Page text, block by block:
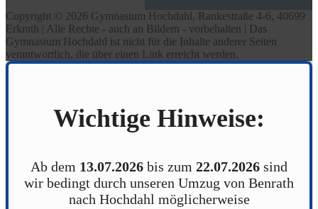
Copyright © 2026 Gymnasium Hochdahl, Rankestraße 4-6, 40699
Erkrath | Alle Rechte - auch an Bildern - vorbehalten | Das
Gymnasium Hochdahl ist nicht für die Inhalte anderer Seiten
verantwortlich, die über einen Link erreicht werden.
Wichtige Hinweise:
Ab dem 13.07.2026 bis zum 22.07.2026 sind
wir bedingt durch unseren Umzug von Benrath
nach Hochdahl möglicherweise